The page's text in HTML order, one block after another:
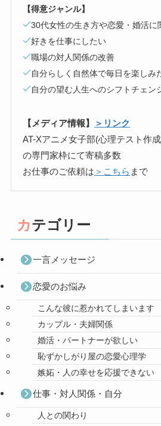
【得意ジャンル】
30代女性の生き方や恋愛・婚活に
好きを仕事にしたい
職場の対人関係の改善
自分らしく自然体で毎日を楽しみ
自分の望む人生へのシフトチェン
【メディア情報】
＞リンク
AT-Xアニメ女子部(心理テスト作
の専門家枠にて寄稿多数
お仕事のご依頼は ＞こちら まで
カテゴリー
一言メッセージ
恋愛のお悩み
こんな彼に惹かれてしまいます
カップル・夫婦関係
婚活・パートナーが欲しい
恥ずかしがり屋の恋愛心理学
嫉妬・人の幸せを応援できない
仕事・対人関係・自分
人との関わり